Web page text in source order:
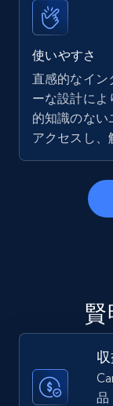
Walmart -
using
URL, Final
more.
5.6K+
使いやすさ
直感的なイン
ーな設計によ
的知識のない
アクセスし、
賢
品